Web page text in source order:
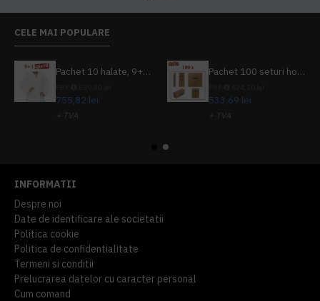
CELE MAI POPULARE
Pachet 10 halate, 9+1 gratuit
755,82 lei
+ TVA
Pachet 100 seturi hoteliere, set dentar, set barbierit, casca de dus, pila unghii, set cusut
533,69 lei
+ TVA
INFORMATII
Despre noi
Date de identificare ale societatii
Politica cookie
Politica de confidentialitate
Termeni si conditii
Prelucrarea datelor cu caracter personal
Cum comand